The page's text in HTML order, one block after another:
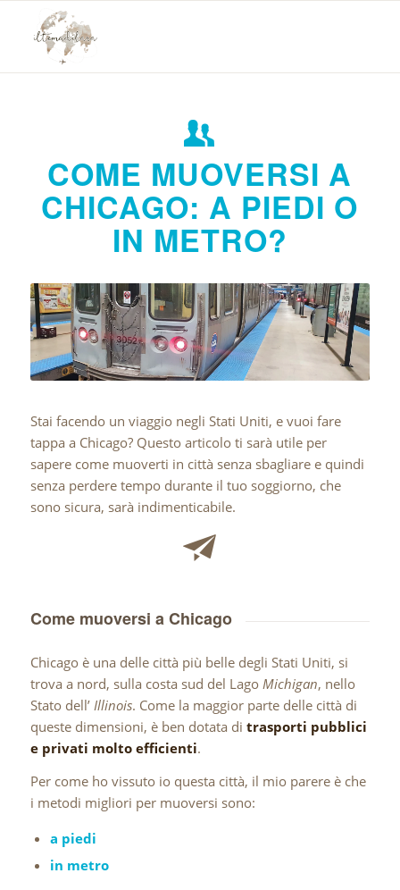
COME MUOVERSI A
CHICAGO: A PIEDI O
IN METRO?
Stai facendo un viaggio negli Stati Uniti, e vuoi fare
tappa a Chicago? Questo articolo ti sarà utile per
sapere come muoverti in città senza sbagliare e quindi
senza perdere tempo durante il tuo soggiorno, che
sono sicura, sarà indimenticabile.
Come muoversi a Chicago
Chicago è una delle città più belle degli Stati Uniti, si
trova a nord, sulla costa sud del Lago Michigan, nello
Stato dell’ Illinois. Come la maggior parte delle città di
queste dimensioni, è ben dotata di trasporti pubblici
e privati molto efficienti.
Per come ho vissuto io questa città, il mio parere è che
i metodi migliori per muoversi sono:
a piedi
in metro